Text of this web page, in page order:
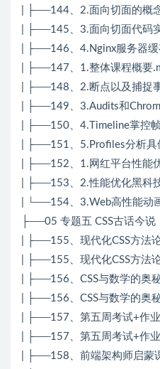
| ├──144、2.面向切面的概
| ├──145、3.面向切面代码
| ├──146、4.Nginx服务器
| ├──147、1.整体课程概要
| ├──148、2.断点以及捕捉
| ├──149、3.Audits和
| ├──150、4.Timeline掌控
| ├──151、5.Profiles分析
| ├──152、1.网红平台性能
| ├──153、2.性能优化黑科
| └──154、3.Web高性能动
├──05 专题五 CSS古话今说
| ├──155、现代化CSS方法
| ├──155、现代化CSS方法
| ├──156、CSS与数学的奥
| ├──156、CSS与数学的奥
| ├──157、第五周考试+作
| ├──157、第五周考试+作
| ├──158、前端架构师启蒙